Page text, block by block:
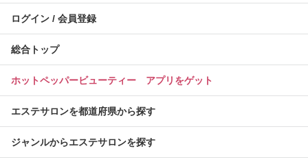
ログイン / 会員登録
総合トップ
ホットペッパービューティー アプリをゲット
エステサロンを都道府県から探す
ジャンルからエステサロンを探す